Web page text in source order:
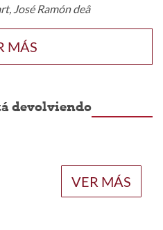
José Ramón deâ
MÁS
devolviendo
VER MÁS